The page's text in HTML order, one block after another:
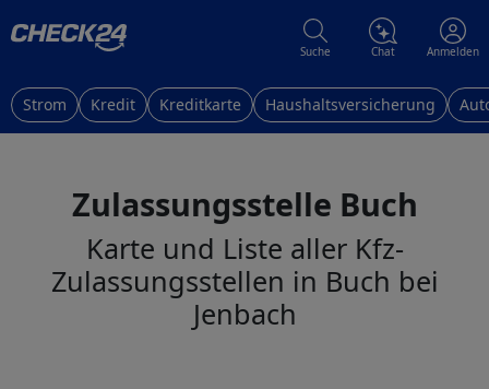
Suche Chat Anmelden
Strom Kredit Kreditkarte Haushaltsversicherung
Zulassungsstelle Buch
Karte und Liste aller Kfz-
Zulassungsstellen in Buch bei
Jenbach